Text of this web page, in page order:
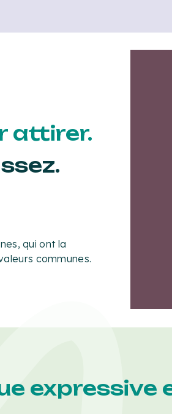
qui ont la
communes.
attirer.
expressive